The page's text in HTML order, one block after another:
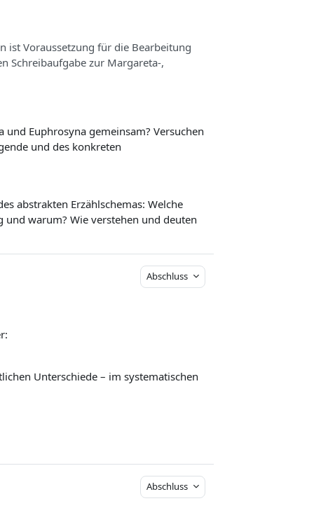
ist Voraussetzung für die Bearbeitung
Schreibaufgabe zur Margareta-,
Euphrosyna gemeinsam? Versuchen
und des konkreten
abstrakten Erzählschemas: Welche
und warum? Wie verstehen und deuten
Abschluss
Unterschiede – im systematischen
Abschluss